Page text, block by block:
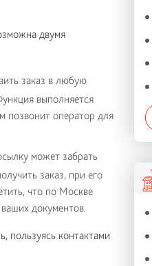
двумя
заказ в любую
выполняется
позвонит оператор для
может забрать
заказ, при его
что по Москве
документов.
пользуясь контактами